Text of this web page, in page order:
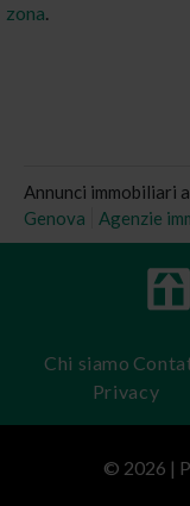
zona.
Annunci immobiliari
Genova
Agenzie
Chi siamo
Privacy
© 2026 |